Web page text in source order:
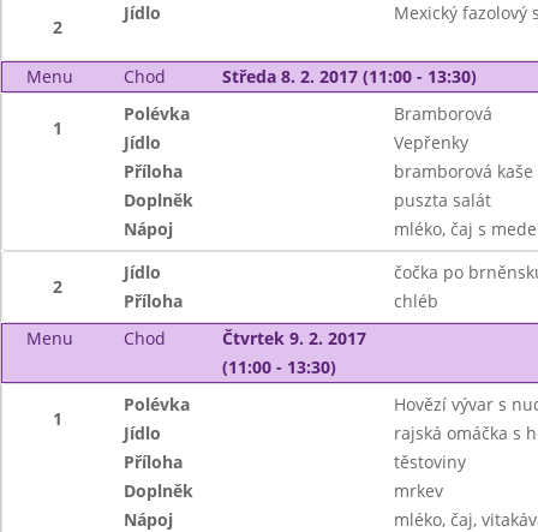
2
Jídlo Mexický fazolový
Menu Chod Středa 8. 2. 2017 (11:00 - 13:30)
1
Polévka
Bramborová
Jídlo
Vepřenky
Příloha
bramborová kaše
Doplněk
puszta salát
Nápoj
mléko, čaj s
2
Jídlo
čočka po
Příloha
chléb
Menu
Chod
Čtvrtek 9. 2. 2017
(11:00 - 13:30)
1
Polévka
Hovězí vývar s
Jídlo
rajská omáčka s
Příloha
těstoviny
Doplněk
mrkev
Nápoj
mléko, čaj,